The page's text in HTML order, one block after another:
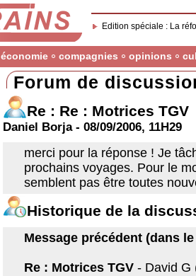
Edition spéciale : La
économie compagnies opinions
Forum de
Re : Re : Motrices TGV
Daniel Borja - 08/09/2006, 11H29
merci pour la réponse ! Je
prochains voyages. Pour le
semblent pas être toutes
Historique de la
Message précédent (dans
Re : Motrices TGV - David G